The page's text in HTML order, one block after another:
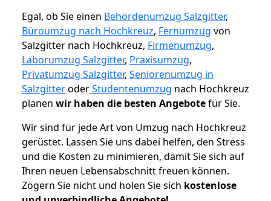
Egal, ob Sie einen Behördenumzug Salzgitter,
Büroumzug nach Hochkreuz, Fernumzug von
Salzgitter nach Hochkreuz, Firmenumzug,
Laborumzug Salzgitter, Praxisumzug,
Privatumzug Salzgitter, Seniorenumzug in
SalzgitteroderStudentenumzug nach Hochkreuz
planen wir haben die besten Angebotefür Sie.
Wir sind für jede Art von Umzug nach Hochkreuz
gerüstet. Lassen Sie uns dabei helfen, den Stress
und die Kosten zu minimieren, damit Sie sich auf
Ihren neuen Lebensabschnitt freuen können.
Zögern Sie nicht und holen Sie sich kostenlose